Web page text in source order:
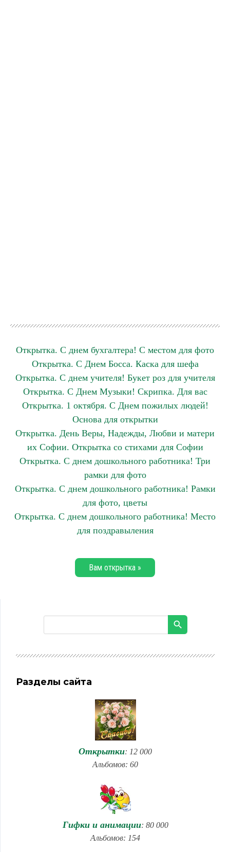
Открытка. С днем бухгалтера! С местом для фото
Открытка. С Днем Босса. Каска для шефа
Открытка. С днем учителя! Букет роз для учителя
Открытка. С Днем Музыки! Скрипка. Для вас
Открытка. 1 октября. С Днем пожилых людей!
Основа для открытки
Открытка. День Веры, Надежды, Любви и матери
их Софии. Открытка со стихами для Софии
Открытка. С днем дошкольного работника! Три
рамки для фото
Открытка. С днем дошкольного работника! Рамки
для фото, цветы
Открытка. С днем дошкольного работника! Место
для поздравыления
Вам открытка »
Разделы сайта
Открытки: 12 000
Альбомов: 60
Гифки и анимации: 80 000
Альбомов: 154